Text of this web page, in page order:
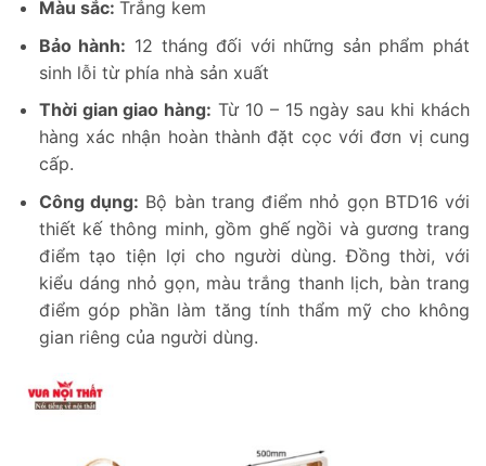
Màu sắc: Trắng kem
Bảo hành: 12 tháng đối với những sản phẩm phát
sinh lỗi từ phía nhà sản xuất
Thời gian giao hàng: Từ 10 – 15 ngày sau khi khách
hàng xác nhận hoàn thành đặt cọc với đơn vị cung
cấp.
Công dụng: Bộ bàn trang điểm nhỏ gọn BTD16 với
thiết kế thông minh, gồm ghế ngồi và gương trang
điểm tạo tiện lợi cho người dùng. Đồng thời, với
kiểu dáng nhỏ gọn, màu trắng thanh lịch, bàn trang
điểm góp phần làm tăng tính thẩm mỹ cho không
gian riêng của người dùng.